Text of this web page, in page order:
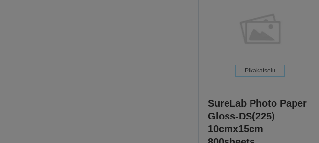
Pikakatselu
SureLab Photo Paper
Gloss-DS(225)
10cmx15cm